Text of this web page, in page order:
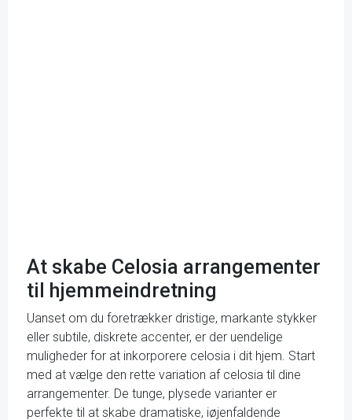
At skabe Celosia arrangementer
til hjemmeindretning
Uanset om du foretrækker dristige, markante stykker
eller subtile, diskrete accenter, er der uendelige
muligheder for at inkorporere celosia i dit hjem. Start
med at vælge den rette variation af celosia til dine
arrangementer. De tunge, plysede varianter er
perfekte til at skabe dramatiske, iøjenfaldende